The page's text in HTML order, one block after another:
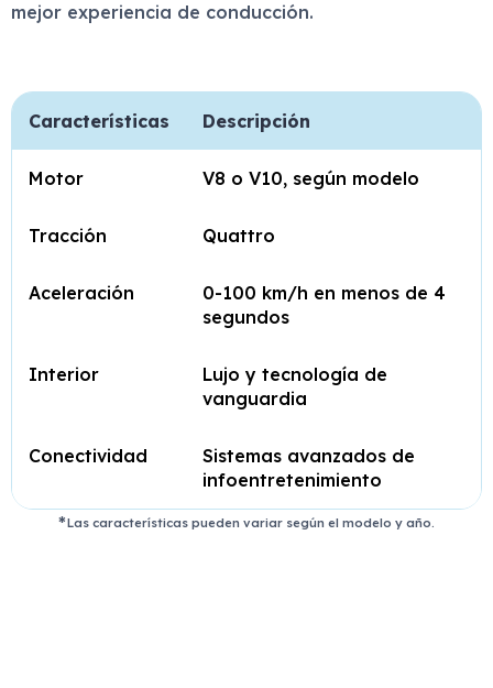
mejor experiencia de conducción.
Características Descripción
Motor V8 o V10, según modelo
Tracción Quattro
Aceleración
0-100 km/h en menos de 4
segundos
Interior
Lujo y tecnología de
vanguardia
Conectividad
Sistemas avanzados de
infoentretenimiento
Las características pueden variar según el modelo y año.